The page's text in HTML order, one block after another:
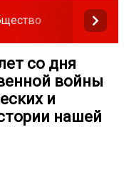
Власть
со дня
войны
и
нашей